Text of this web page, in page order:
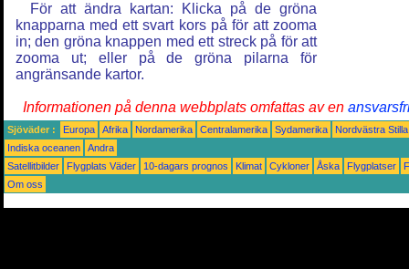
För att ändra kartan: Klicka på de gröna
knapparna med ett svart kors på för att zooma
in; den gröna knappen med ett streck på för att
zooma ut; eller på de gröna pilarna för
angränsande kartor.
Informationen på denna webbplats omfattas av en
Sjöväder : Europa Afrika Nordamerika Centralamerika Sydamerika
Nordvästra
Indiska oceanen
Andra
Satellitbilder
Flygplats Väder 10-dagars prognos Klimat Cykloner Åska Flygplatser
Om oss